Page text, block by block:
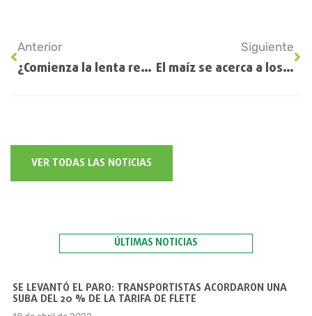
Anterior
¿Comienza la lenta recuperación del río Paraná?
Siguiente
El maíz se acerca a los 50Mt
VER TODAS LAS NOTICIAS
ÚLTIMAS NOTICIAS
SE LEVANTÓ EL PARO: TRANSPORTISTAS ACORDARON UNA
SUBA DEL 20 % DE LA TARIFA DE FLETE